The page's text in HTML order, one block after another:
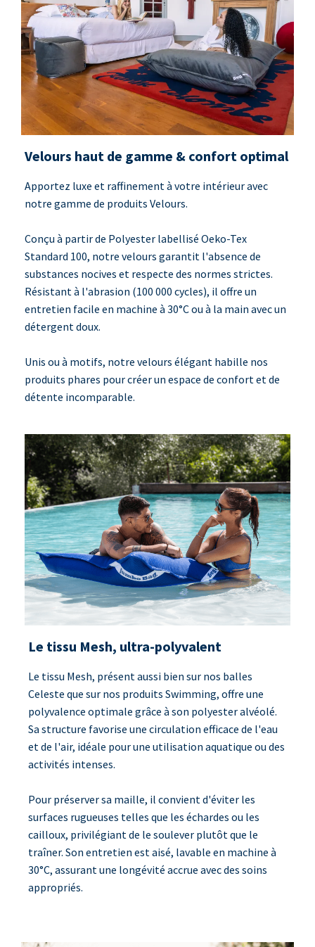
Velours haut de gamme & confort optimal
Apportez luxe et raffinement à votre intérieur avec
notre gamme de produits Velours.
Conçu à partir de Polyester labellisé Oeko-Tex
Standard 100, notre velours garantit l'absence de
substances nocives et respecte des normes strictes.
Résistant à l'abrasion (100 000 cycles), il offre un
entretien facile en machine à 30°C ou à la main avec un
détergent doux.
Unis ou à motifs, notre velours élégant habille nos
produits phares pour créer un espace de confort et de
détente incomparable.
Le tissu Mesh, ultra-polyvalent
Le tissu Mesh, présent aussi bien sur nos balles
Celeste que sur nos produits Swimming, offre une
polyvalence optimale grâce à son polyester alvéolé.
Sa structure favorise une circulation efficace de l'eau
et de l'air, idéale pour une utilisation aquatique ou des
activités intenses.
Pour préserver sa maille, il convient d'éviter les
surfaces rugueuses telles que les échardes ou les
cailloux, privilégiant de le soulever plutôt que le
traîner. Son entretien est aisé, lavable en machine à
30°C, assurant une longévité accrue avec des soins
appropriés.